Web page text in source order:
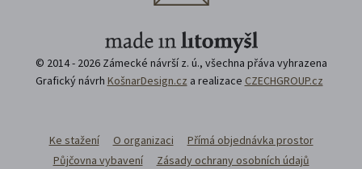
© 2014 - 2026 Zámecké návrší z. ú., všechna přáva vyhrazena
Grafický návrh KošnarDesign.cz a realizace CZECHGROUP.cz
Ke stažení O organizaci
Přímá objednávka prostor
Půjčovna vybavení
Zásady ochrany osobních údajů